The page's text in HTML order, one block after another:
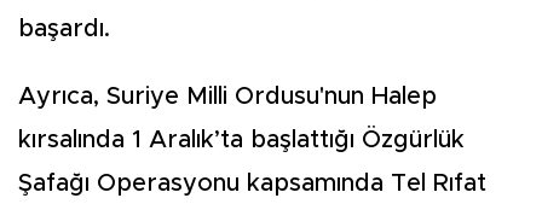
başardı.
Ayrıca, Suriye Milli Ordusu'nun Halep
kırsalında 1 Aralık’ta başlattığı Özgürlük
Şafağı Operasyonu kapsamında Tel Rıfat